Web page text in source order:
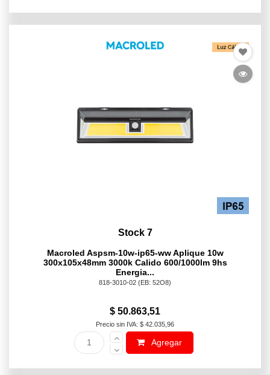
Stock 7
Macroled Aspsm-10w-ip65-ww Aplique 10w
300x105x48mm 3000k Calido 600/1000lm 9hs
Energia...
818-3010-02 (EB: 52O8)
$ 50.863,51
Precio sin IVA: $ 42.035,96
Agregar